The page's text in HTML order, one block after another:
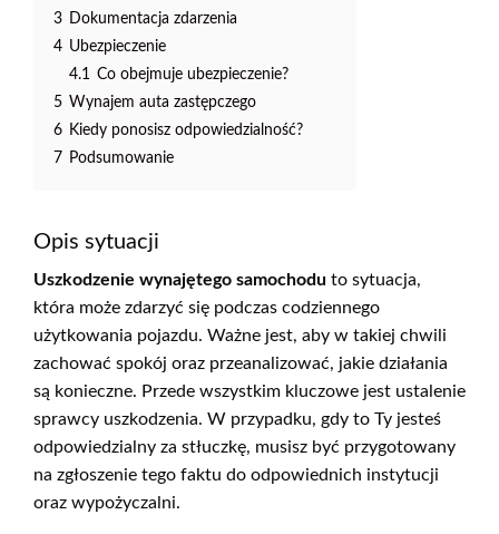
3 Dokumentacja zdarzenia
4 Ubezpieczenie
4.1
Co obejmuje ubezpieczenie?
5 Wynajem auta zastępczego
6 Kiedy ponosisz odpowiedzialność?
7 Podsumowanie
Opis sytuacji
Uszkodzenie wynajętego samochodu to sytuacja,
która może zdarzyć się podczas codziennego
użytkowania pojazdu. Ważne jest, aby w takiej chwili
zachować spokój oraz przeanalizować, jakie działania
są konieczne. Przede wszystkim kluczowe jest ustalenie
sprawcy uszkodzenia. W przypadku, gdy to Ty jesteś
odpowiedzialny za stłuczkę, musisz być przygotowany
na zgłoszenie tego faktu do odpowiednich instytucji
oraz wypożyczalni.